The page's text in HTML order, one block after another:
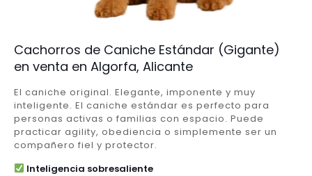
Cachorros de Caniche Estándar (Gigante)
en venta en Algorfa, Alicante
El caniche original. Elegante, imponente y muy
inteligente. El caniche estándar es perfecto para
personas activas o familias con espacio. Puede
practicar agility, obediencia o simplemente ser un
compañero fiel y protector.
Inteligencia sobresaliente